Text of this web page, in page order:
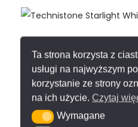
Ta strona korzysta z
usługi na najwyższym
korzystanie ze strony
na ich użycie. Czytaj
WymaganeWymagane
Technistone
1,254.00zł –